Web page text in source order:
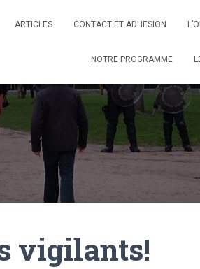
ARTICLES CONTACT ET ADHESION
NOTRE PROGRAMME
vigilants!